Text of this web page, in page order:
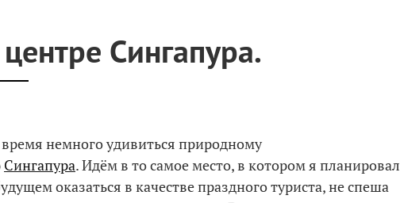
Сингапура.
немного удивиться природному
Сингапура. Идём в то самое место, в котором я планировал
оказаться в качестве праздного туриста, не спеша